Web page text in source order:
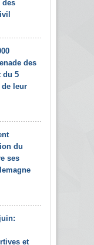
des
des
du 5
leur
du
ses
et